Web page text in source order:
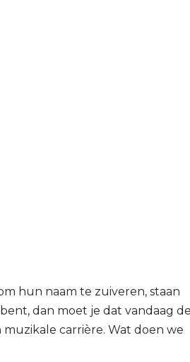
hun naam te zuiveren, staan
dan moet je dat vandaag de
carrière. Wat doen we